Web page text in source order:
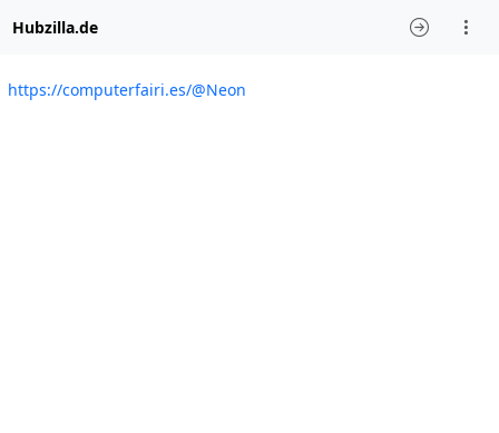
Hubzilla.de
https://computerfairi.es/@Neon